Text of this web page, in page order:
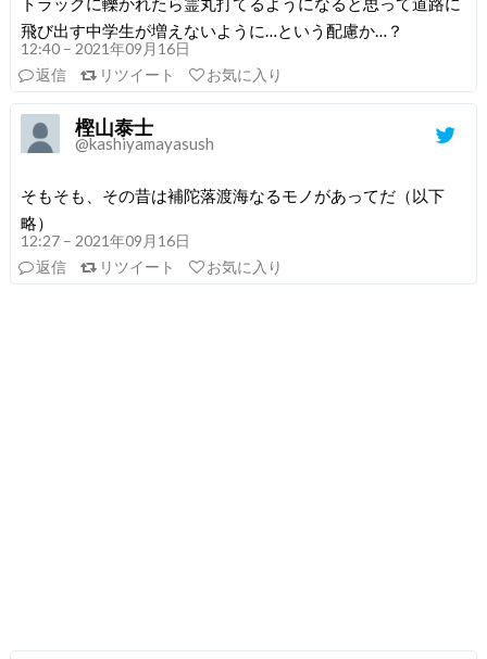
飛び出す中学生が増えないように…という配慮か…？
12:40 – 2021年09月16日
返信
リツイート お気に入り
樫山泰士
@kashiyamayasush
そもそも、その昔は補陀落渡海なるモノがあってだ（以下
略）
12:27 – 2021年09月16日
返信
リツイート お気に入り